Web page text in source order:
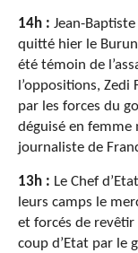
14h : Jean-
quitté hier le
été témoin de
l’oppositions,
par les forces du
déguisé en femme
journaliste de
13h : Le Chef
leurs camps le
et forcés de
coup d’Etat par le